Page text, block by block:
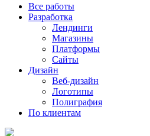
Все работы
Разработка
Лендинги
Магазины
Платформы
Сайты
Дизайн
Веб-дизайн
Логотипы
Полиграфия
По клиентам